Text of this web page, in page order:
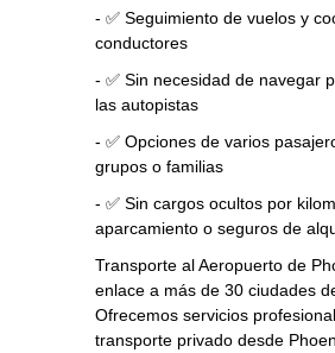
- ✅ Seguimiento de vuelos y
conductores
- ✅ Sin necesidad de navegar
las autopistas
- ✅ Opciones de varios
grupos o familias
- ✅ Sin cargos ocultos por
aparcamiento o seguros de
Transporte al Aeropuerto de
enlace a más de 30 ciudades
Ofrecemos servicios
transporte privado desde